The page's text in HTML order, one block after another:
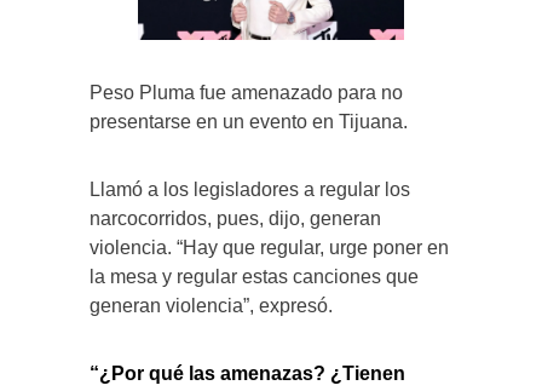
Peso Pluma fue amenazado para no
presentarse en un evento en Tijuana.
Llamó a los legisladores a regular los
narcocorridos, pues, dijo, generan
violencia. “Hay que regular, urge poner en
la mesa y regular estas canciones que
generan violencia”, expresó.
“¿Por qué las amenazas? ¿Tienen